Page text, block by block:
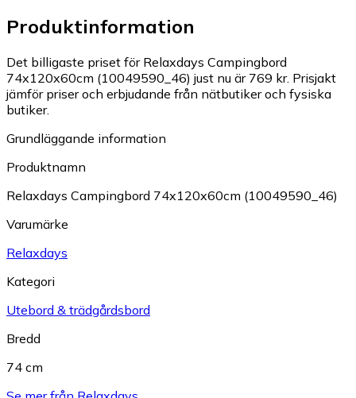
Produktinformation
Det billigaste priset för Relaxdays Campingbord
74x120x60cm (10049590_46) just nu är 769 kr. Prisjakt
jämför priser och erbjudande från nätbutiker och fysiska
butiker.
Grundläggande information
Produktnamn
Relaxdays Campingbord 74x120x60cm (10049590_46)
Varumärke
Relaxdays
Kategori
Utebord & trädgårdsbord
Bredd
74 cm